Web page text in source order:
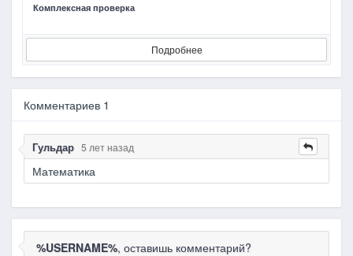
Комплексная проверка
Подробнее
Комментариев 1
Гульдар 5 лет назад
Математика
%USERNAME%, оставишь комментарий?